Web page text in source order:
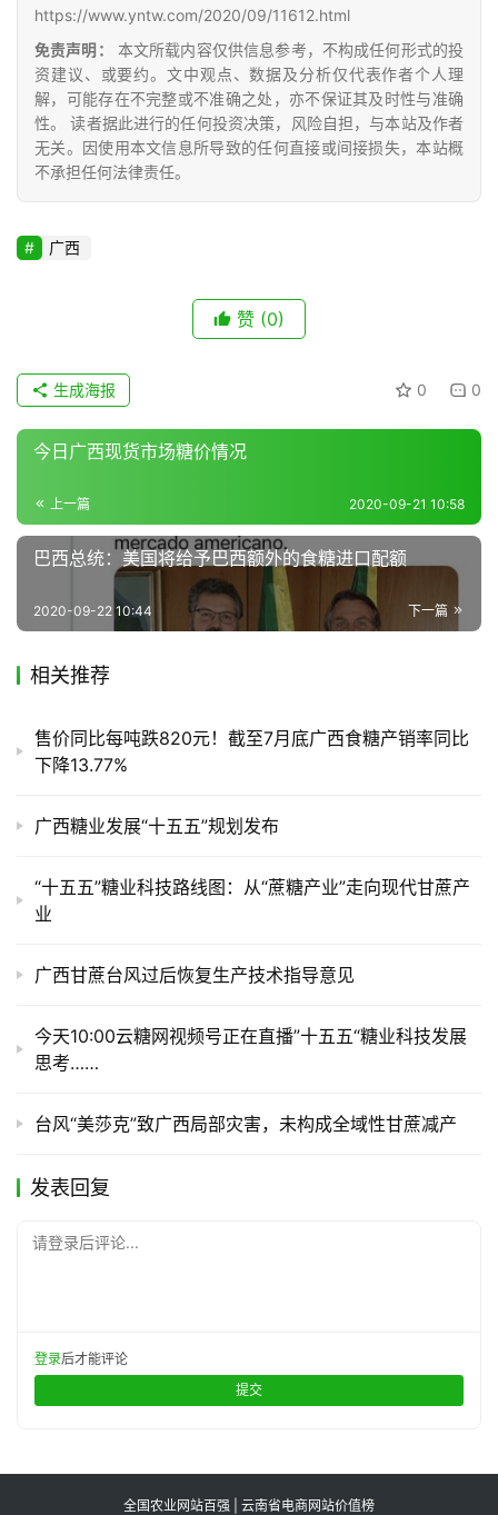
频
产
业
链
产
https://www.yntw.com/2020/09/11612.html
免责声明：
本文所载内容仅供信息参考，不构成任何形式的投
资建议、或要约。文中观点、数据及分析仅代表作者个人理
解，可能存在不完整或不准确之处，亦不保证其及时性与准确
性。 读者据此进行的任何投资决策，风险自担，与本站及作者
无关。因使用本文信息所导致的任何直接或间接损失，本站概
不承担任何法律责任。
广西
赞 (0)
0 0
生成海报
今日广西现货市场糖价情况
上一篇 2020-09-21 10:58
巴西总统：美国将给予巴西额外的食糖进口配额
下一篇
2020-09-22 10:44
相关推荐
售价同比每吨跌820元！截至7月底广西食糖产销率同比
下降13.77%
广西糖业发展“十五五”规划发布
“十五五”糖业科技路线图：从“蔗糖产业”走向现代甘蔗产
业
广西甘蔗台风过后恢复生产技术指导意见
今天10:00云糖网视频号正在直播”十五五“糖业科技发展
思考……
台风“美莎克”致广西局部灾害，未构成全域性甘蔗减产
发表回复
请登录后评论...
登录后才能评论
提交
全国农业网站百强 | 云南省电商网站价值榜